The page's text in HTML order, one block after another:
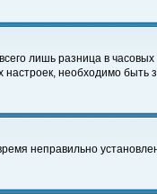
лишь разница в
настроек, необходимо
неправильно